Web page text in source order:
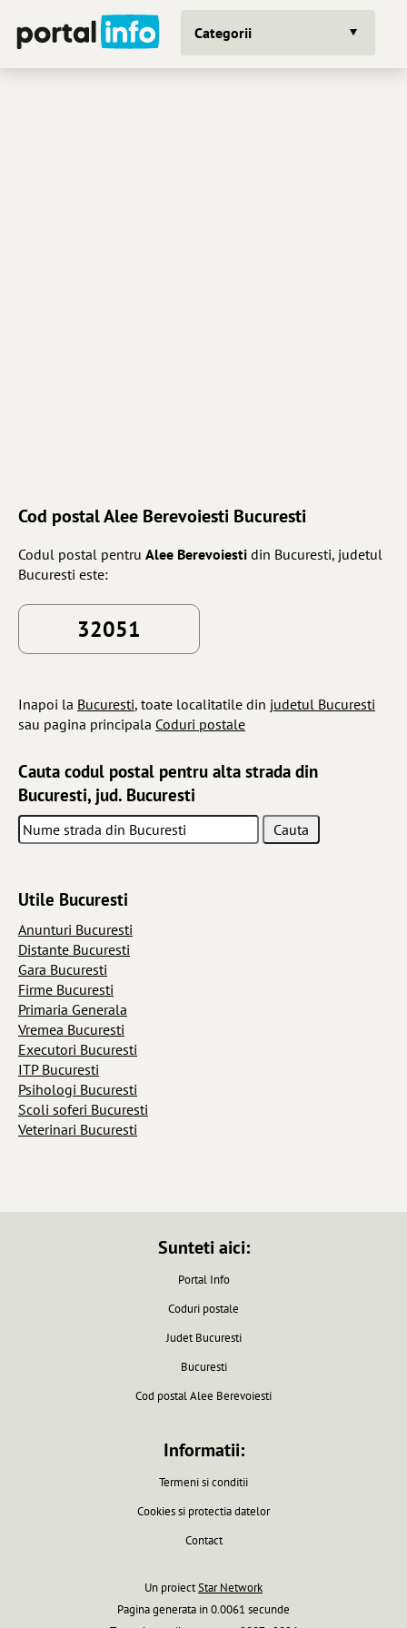
Categorii
Cod postal Alee Berevoiesti Bucuresti
Codul postal pentru Alee Berevoiesti din Bucuresti, judetul
Bucuresti este:
32051
Inapoi la Bucuresti, toate localitatile din judetul Bucuresti
sau pagina principala Coduri postale
Cauta codul postal pentru alta strada din
Bucuresti, jud. Bucuresti
Utile Bucuresti
Anunturi Bucuresti
Distante Bucuresti
Gara Bucuresti
Firme Bucuresti
Primaria Generala
Vremea Bucuresti
Executori Bucuresti
ITP Bucuresti
Psihologi Bucuresti
Scoli soferi Bucuresti
Veterinari Bucuresti
Sunteti aici:
Portal Info
Coduri postale
Judet Bucuresti
Bucuresti
Cod postal Alee Berevoiesti
Informatii:
Termeni si conditii
Cookies si protectia datelor
Contact
Un proiectStar Network
Pagina generata in 0.0061 secunde